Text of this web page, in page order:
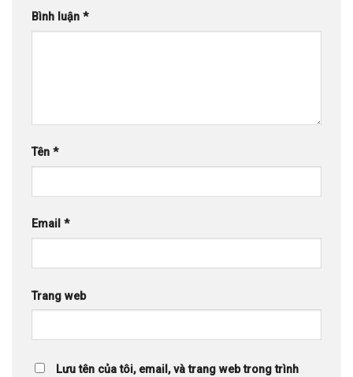
Bình luận *
Tên *
Email *
Trang web
Lưu tên của tôi, email, và trang web trong trình